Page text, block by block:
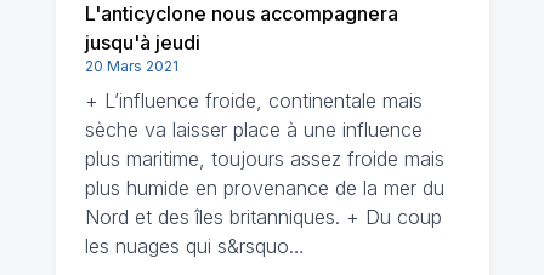
L'anticyclone nous accompagnera
jusqu'à jeudi
20 Mars 2021
+ L’influence froide, continentale mais
sèche va laisser place à une influence
plus maritime, toujours assez froide mais
plus humide en provenance de la mer du
Nord et des îles britanniques. + Du coup
les nuages qui s&rsquo…